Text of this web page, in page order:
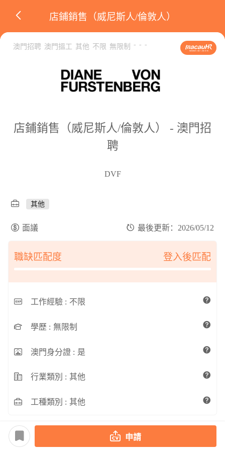
店鋪銷售（威尼斯人/倫敦人）
澳門招聘 澳門搵工 其他 不限 無限制 - - -
店鋪銷售（威尼斯人/倫敦人） - 澳門招
聘
DVF
其他
面議 最後更新：2026/05/12
職缺匹配度 登入後匹配
工作經驗 : 不限
學歷 : 無限制
澳門身分證 : 是
行業類別 : 其他
工種類別 : 其他
申請